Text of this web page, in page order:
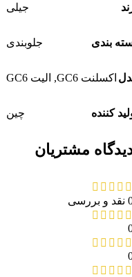
جیلی
بندی جلوبندی
اکسلنت GC6 , الیت GC6
کننده چین
مشتریان
بررسی